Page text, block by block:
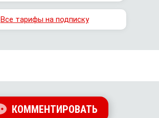
Все тарифы на подписку
КОММЕНТИРОВАТЬ